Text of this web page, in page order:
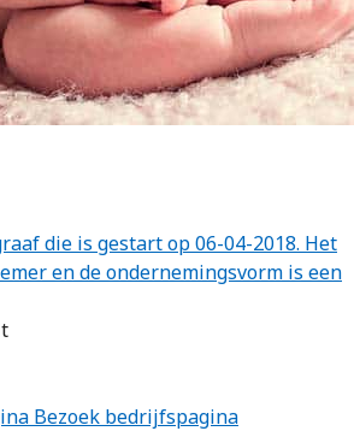
die is gestart op 06-04-2018. Het
en de ondernemingsvorm is een
Bezoek bedrijfspagina